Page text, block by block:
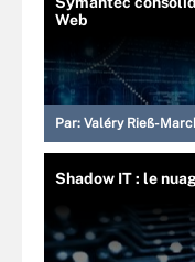
Web
Par: Valéry Rieß-
Shadow IT : le